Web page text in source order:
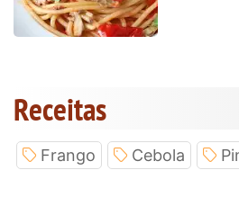
Receitas
Frango Cebola